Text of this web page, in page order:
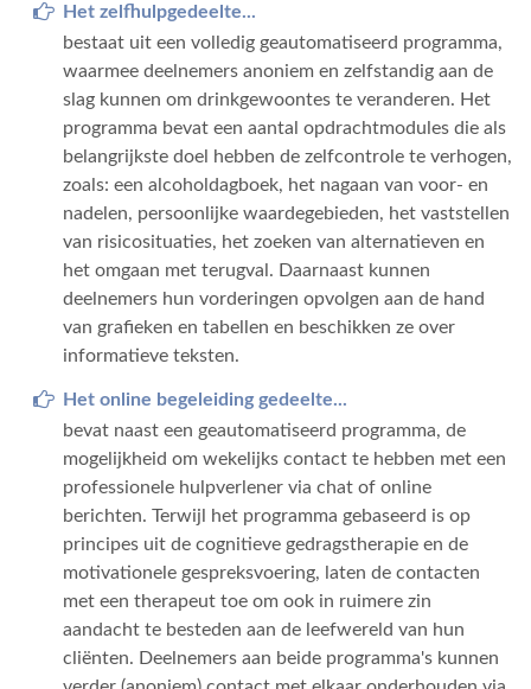
Het zelfhulpgedeelte...
bestaat uit een volledig geautomatiseerd programma,
waarmee deelnemers anoniem en zelfstandig aan de
slag kunnen om drinkgewoontes te veranderen. Het
programma bevat een aantal opdrachtmodules die als
belangrijkste doel hebben de zelfcontrole te verhogen,
zoals: een alcoholdagboek, het nagaan van voor- en
nadelen, persoonlijke waardegebieden, het vaststellen
van risicosituaties, het zoeken van alternatieven en
het omgaan met terugval. Daarnaast kunnen
deelnemers hun vorderingen opvolgen aan de hand
van grafieken en tabellen en beschikken ze over
informatieve teksten.
Het online begeleiding gedeelte...
bevat naast een geautomatiseerd programma, de
mogelijkheid om wekelijks contact te hebben met een
professionele hulpverlener via chat of online
berichten. Terwijl het programma gebaseerd is op
principes uit de cognitieve gedragstherapie en de
motivationele gespreksvoering, laten de contacten
met een therapeut toe om ook in ruimere zin
aandacht te besteden aan de leefwereld van hun
cliënten. Deelnemers aan beide programma's kunnen